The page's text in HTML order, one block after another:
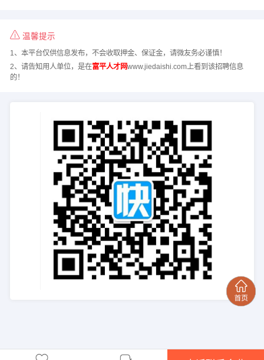
温馨提示
1、本平台仅供信息发布，不会收取押金、保证金，请微友务必谨慎！
2、请告知用人单位，是在富平人才网www.jiedaishi.com上看到该招聘信息
的！